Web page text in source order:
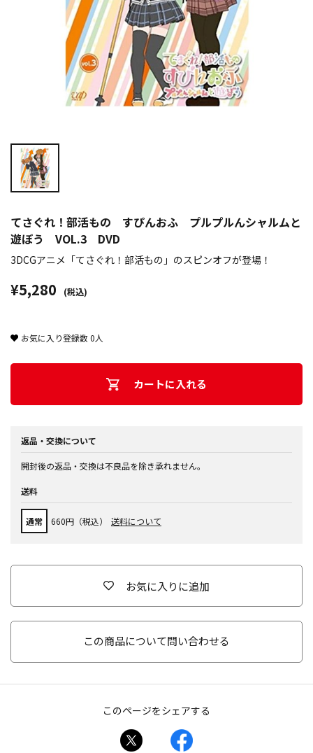
てさぐれ！部活もの すぴんおふ プルプルんシャルムと
遊ぼう VOL.3 DVD
3DCGアニメ「てさぐれ！部活もの」のスピンオフが登場！
¥5,280 (税込)
お気に入り登録数0人
カートに入れる
返品・交換について
開封後の返品・交換は不良品を除き承れません。
送料
通常 660円（税込） 送料について
お気に入りに追加
この商品について問い合わせる
このページをシェアする